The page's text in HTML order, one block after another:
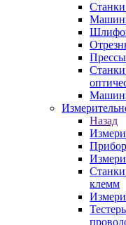
Станки
Прессы
Назад
Станки
клемм